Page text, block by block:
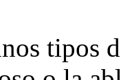
tipos